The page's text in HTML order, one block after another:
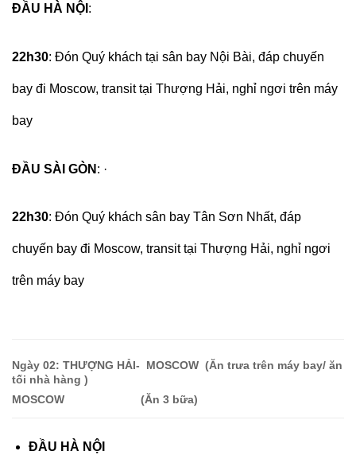
ĐẦU HÀ NỘI :
22h30: Đón Quý khách tại sân bay Nội Bài, đáp chuyến
bay đi Moscow, transit tại Thượng Hải, nghỉ ngơi trên máy
bay
ĐẦU SÀI GÒN : ·
22h30: Đón Quý khách sân bay Tân Sơn Nhất, đáp
chuyến bay đi Moscow, transit tại Thượng Hải, nghỉ ngơi
trên máy bay
Ngày 02: THƯỢNG HẢI- MOSCOW (Ăn trưa trên máy bay/ ăn
tối nhà hàng )
MOSCOW (Ăn 3 bữa)
ĐẦU HÀ NỘI